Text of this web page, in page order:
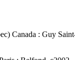
Canada : Guy